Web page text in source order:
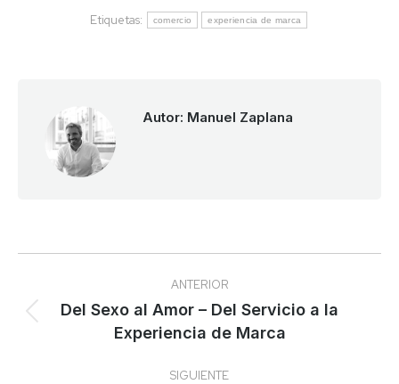
Etiquetas:
comercio experiencia de marca
Autor: Manuel Zaplana
Navegación
entre
publicaciones
ANTERIOR
Publicación
anterior:
Del Sexo al Amor – Del Servicio a la
Experiencia de Marca
SIGUIENTE